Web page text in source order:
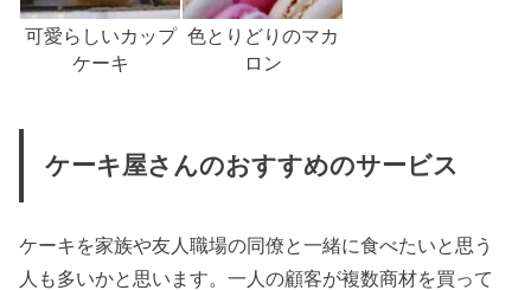
可愛らしいカップ
ケーキ
色とりどりのマカ
ロン
ケーキ屋さんのおすすめのサービス
ケーキを家族や友人職場の同僚と一緒に食べたいと思う
人も多いかと思います。一人の顧客が複数商材を買って